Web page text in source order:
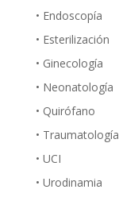
• Endoscopía
• Esterilización
• Ginecología
• Neonatología
• Quirófano
• Traumatología
• UCI
• Urodinamia